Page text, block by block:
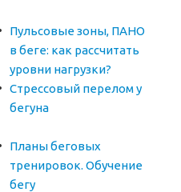
Пульсовые зоны, ПАНО
в беге: как рассчитать
уровни нагрузки?
Стрессовый перелом у
бегуна
Планы беговых
тренировок. Обучение
бегу